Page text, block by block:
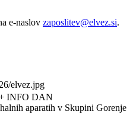
e-naslov zaposlitev@elvez.si.
elvez.jpg
INFO DAN
aparatih v Skupini Gorenje